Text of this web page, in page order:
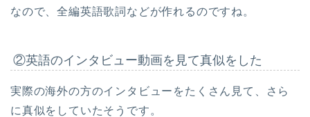
なので、全編英語歌詞などが作れるのですね。
②英語のインタビュー動画を見て真似をした
実際の海外の方のインタビューをたくさん見て、さら
に真似をしていたそうです。